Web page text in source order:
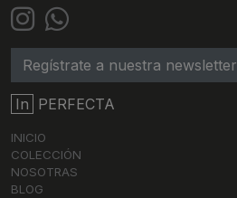
Regístrate a nuestra newsletter
In PERFECTA
INICIO
COLECCIÓN
NOSOTRAS
BLOG